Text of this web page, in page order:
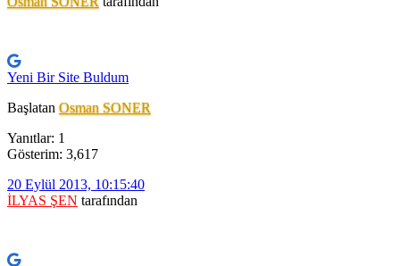
Yeni Bir Site Buldum
BaşlatanOsman SONER
Yanıtlar: 1
Gösterim: 3,617
20 Eylül 2013, 10:15:40
İLYAS ŞEN tarafından